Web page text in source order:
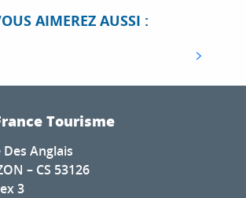
AIMEREZ AUSSI :
sur la Côte d’Azur. Avec 300 jours
Tourisme
Anglais
– CS 53126
3